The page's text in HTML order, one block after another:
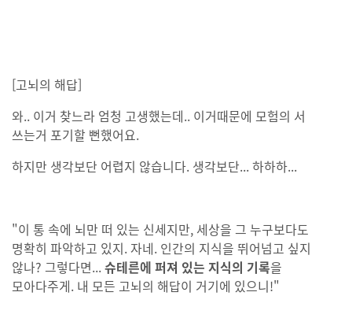
[고뇌의 해답]
와.. 이거 찾느라 엄청 고생했는데.. 이거때문에 모험의 서
쓰는거 포기할 뻔했어요.
하지만 생각보단 어렵지 않습니다. 생각보단... 하하하...
"이 통 속에 뇌만 떠 있는 신세지만, 세상을 그 누구보다도
명확히 파악하고 있지. 자네. 인간의 지식을 뛰어넘고 싶지
않나? 그렇다면...슈테른에 퍼져 있는 지식의 기록을
모아다주게. 내 모든 고뇌의 해답이 거기에 있으니!"